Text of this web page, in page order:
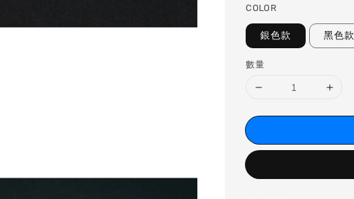
COLOR
銀色款 黑色款
數量